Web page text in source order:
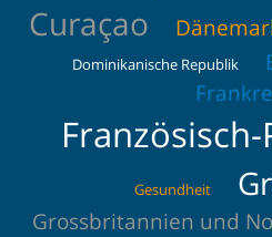
Curaçao
Dominikanische Republik
Gesundheit
Grossbritannien und